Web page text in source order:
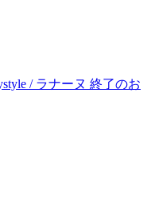
/ ラナーヌ 終了のお